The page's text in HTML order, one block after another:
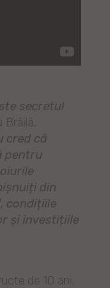
secretul
Brăilă,
cred că
pentru
din
condițiile
și investițiile
de 10 ani,